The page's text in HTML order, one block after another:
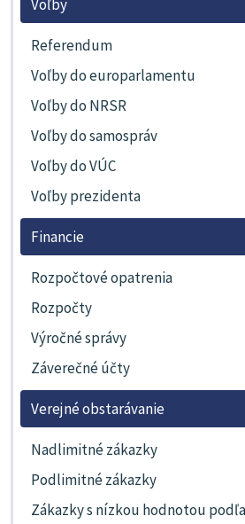
Voľby
Referendum
Voľby do europarlamentu
Voľby do NRSR
Voľby do samospráv
Voľby do VÚC
Voľby prezidenta
Financie
Rozpočtové opatrenia
Rozpočty
Výročné správy
Záverečné účty
Verejné obstarávanie
Nadlimitné zákazky
Podlimitné zákazky
Zákazky s nízkou hodnotou